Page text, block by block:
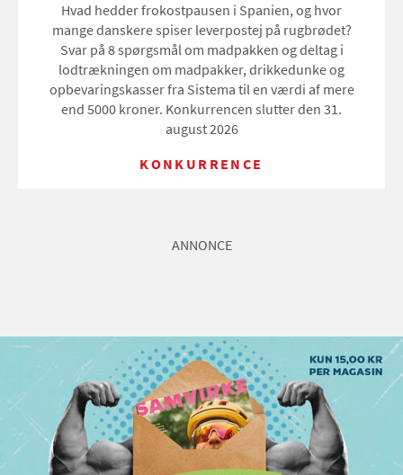
Hvad hedder frokostpausen i Spanien, og hvor
mange danskere spiser leverpostej på rugbrødet?
Svar på 8 spørgsmål om madpakken og deltag i
lodtrækningen om madpakker, drikkedunke og
opbevaringskasser fra Sistema til en værdi af mere
end 5000 kroner. Konkurrencen slutter den 31.
august 2026
KONKURRENCE
ANNONCE